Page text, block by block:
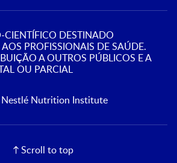
CIENTÍFICO DESTINADO
PROFISSIONAIS DE SAÚDE.
A OUTROS PÚBLICOS E A
OU PARCIAL
Nutrition Institute
Scroll to top